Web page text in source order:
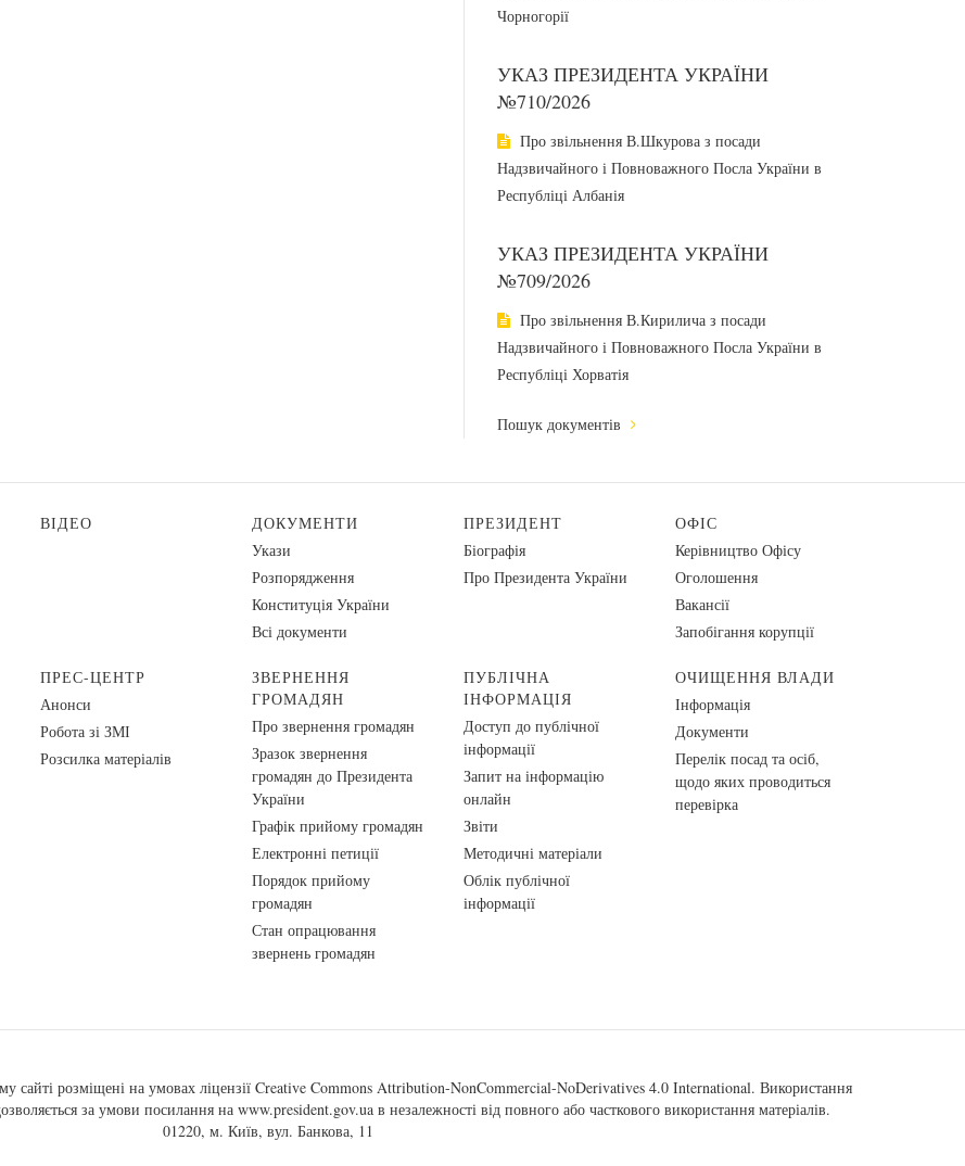
Чорногорії
УКАЗ ПРЕЗИДЕНТА УКРАЇНИ
№710/2026
Про звільнення В.Шкурова з посади
Надзвичайного і Повноважного Посла України в
Республіці Албанія
УКАЗ ПРЕЗИДЕНТА УКРАЇНИ
№709/2026
Про звільнення В.Кирилича з посади
Надзвичайного і Повноважного Посла України в
Республіці Хорватія
Пошук документів
ВІДЕО
ДОКУМЕНТИ
Укази
Розпорядження
Конституція України
Всі документи
ПРЕЗИДЕНТ
Біографія
Про Президента України
ОФІС
Керівництво Офісу
Оголошення
Вакансії
Запобігання корупції
ПРЕС-ЦЕНТР
Анонси
Робота зі ЗМІ
Розсилка матеріалів
ЗВЕРНЕННЯ
ГРОМАДЯН
Про звернення громадян
Зразок звернення
громадян до Президента
України
Графік прийому громадян
Електронні петиції
Порядок прийому
громадян
Стан опрацювання
звернень громадян
ПУБЛІЧНА
ІНФОРМАЦІЯ
Доступ до публічної
інформації
Запит на інформацію
онлайн
Звіти
Методичні матеріали
Облік публічної
інформації
ОЧИЩЕННЯ ВЛАДИ
Інформація
Документи
Перелік посад та осіб,
щодо яких проводиться
перевірка
сайті розміщені на умовах ліцензії Creative Commons Attribution-NonCommercial-NoDerivatives 4.0 International. Використання
за умови посилання на www.president.gov.ua в незалежності від повного або часткового використання матеріалів.
01220, м. Київ, вул. Банкова, 11